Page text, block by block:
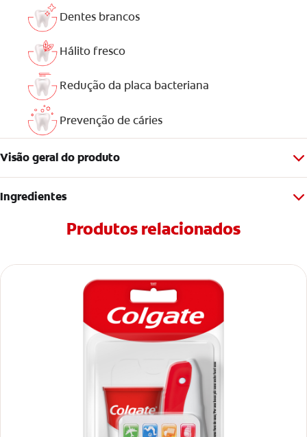
Dentes brancos
Hálito fresco
Redução da placa bacteriana
Prevenção de cáries
Visão geral do produto
Ingredientes
Produtos relacionados